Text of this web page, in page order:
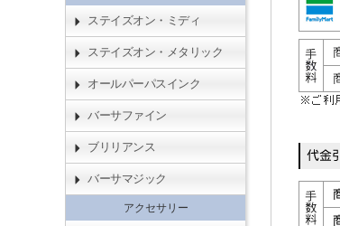
ステイズオン・ミディ
ステイズオン・メタリック
オールパーパスインク
バーサファイン
ブリリアンス
バーサマジック
アクセサリー